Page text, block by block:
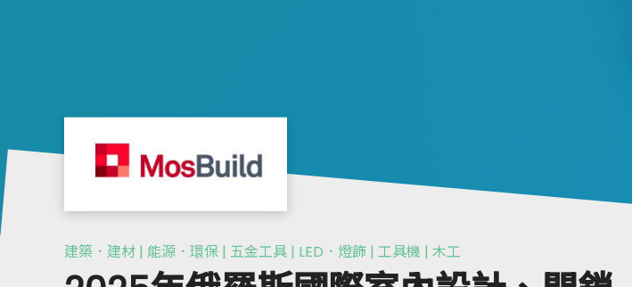
建築．建材 | 能源．環保 | 五金工具 | LED．燈飾 | 工具機 | 木工